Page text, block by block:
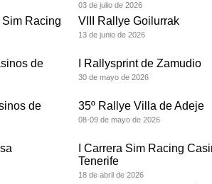
03 de julio de 2026
Racing
VIII Rallye Goilurrak
13 de junio de 2026
de
I Rallysprint de Zamudio
30 de mayo de 2026
de
35º Rallye Villa de Adeje
08-09 de mayo de 2026
I Carrera Sim Racing
Tenerife
18 de abril de 2026